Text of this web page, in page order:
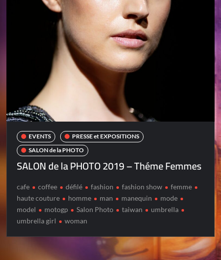
EVENTS
PRESSE et EXPOSITIONS
SALON de la PHOTO
SALON de la PHOTO 2019 – Théme Femmes
cafe coffee défilé fashion fashion show
femme
haute couture
homme man manequin
mode
model
motogp Salon Photo taiwan
umbrella
umbrella girl
woman